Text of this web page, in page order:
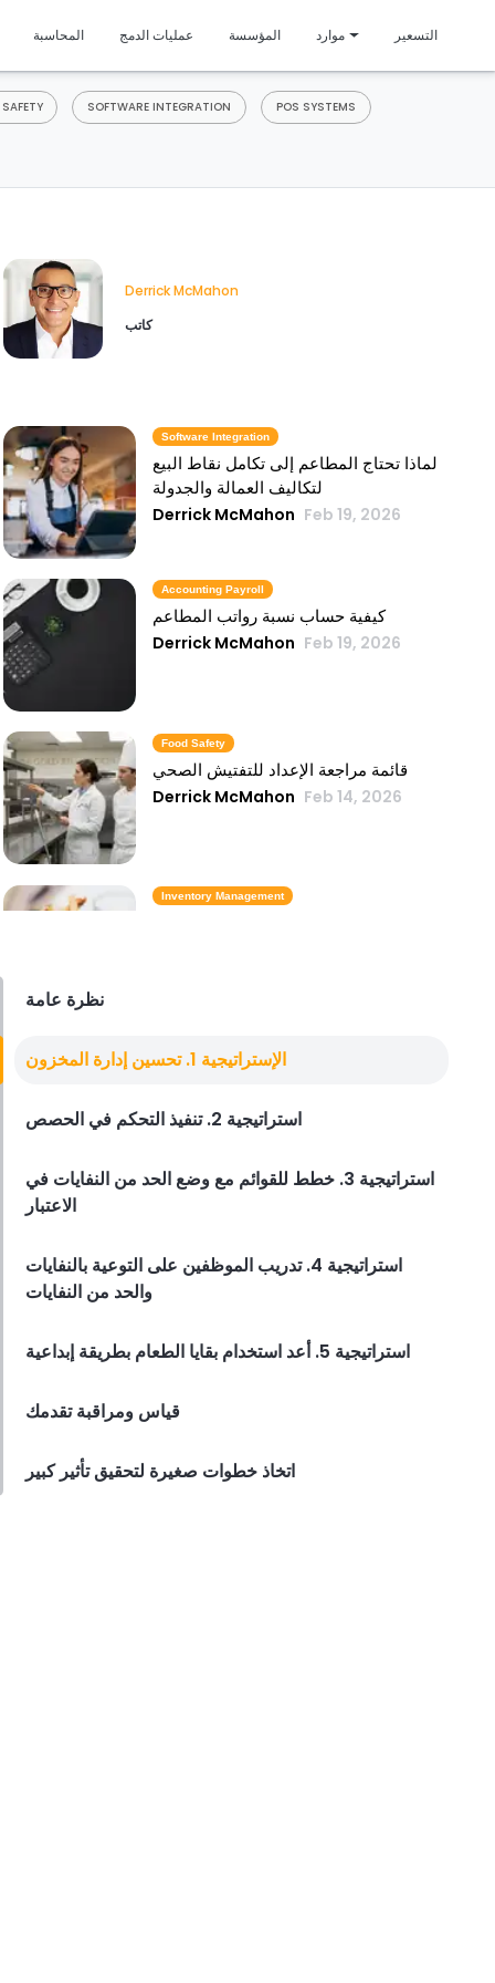
المحاسبة عمليات الدمج المؤسسة موارد التسعير
SOFTWARE INTEGRATION POS SYSTEMS
Derrick McMahon
كاتب
Software Integration
لماذا تحتاج المطاعم إلى تكامل نقاط البيع
لتكاليف العمالة والجدولة
Derrick McMahon Feb 19, 2026
Accounting Payroll
كيفية حساب نسبة رواتب المطاعم
Derrick McMahon Feb 19, 2026
Food Safety
قائمة مراجعة الإعداد للتفتيش الصحي
Derrick McMahon Feb 14, 2026
Inventory Management
Employee Scheduling
قائمة مراجعة تدريب موظفي المطعم
Derrick McMahon Feb 11, 2026
Restaurant Management
مجموعته التقنية
نظرة عامة
الإستراتيجية 1. تحسين إدارة المخزون
استراتيجية 2. تنفيذ التحكم في الحصص
استراتيجية 3. خطط للقوائم مع وضع الحد من النفايات في
الاعتبار
استراتيجية 4. تدريب الموظفين على التوعية بالنفايات
والحد من النفايات
استراتيجية 5. أعد استخدام بقايا الطعام بطريقة إبداعية
قياس ومراقبة تقدمك
اتخاذ خطوات صغيرة لتحقيق تأثير كبير